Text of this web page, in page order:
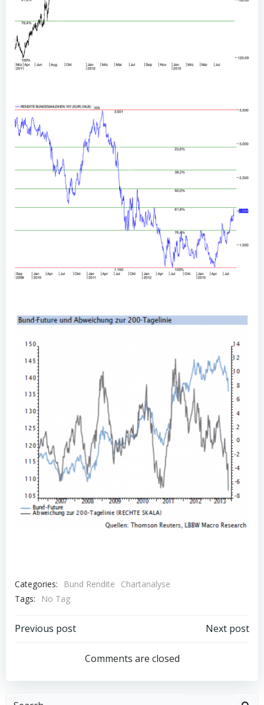
Categories: Bund Rendite
Chartanalyse
Tags:
No Tag
Post
navigation
Previous post
navigation
Next post
Comments are closed
Search